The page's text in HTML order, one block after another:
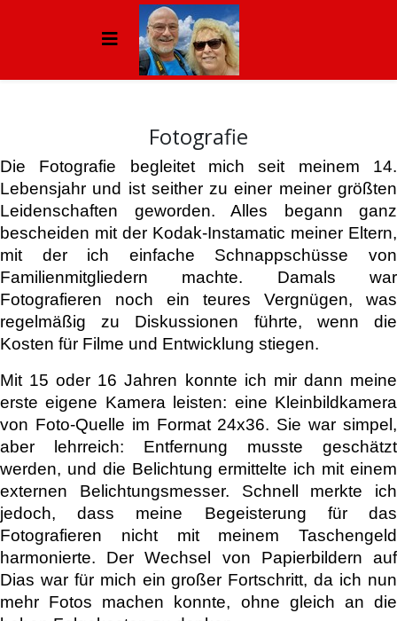
Fotografie
Die Fotografie begleitet mich seit meinem 14.
Lebensjahr und ist seither zu einer meiner größten
Leidenschaften geworden. Alles begann ganz
bescheiden mit der Kodak-Instamatic meiner Eltern,
mit der ich einfache Schnappschüsse von
Familienmitgliedern machte. Damals war
Fotografieren noch ein teures Vergnügen, was
regelmäßig zu Diskussionen führte, wenn die
Kosten für Filme und Entwicklung stiegen.
Mit 15 oder 16 Jahren konnte ich mir dann meine
erste eigene Kamera leisten: eine Kleinbildkamera
von Foto-Quelle im Format 24x36. Sie war simpel,
aber lehrreich: Entfernung musste geschätzt
werden, und die Belichtung ermittelte ich mit einem
externen Belichtungsmesser. Schnell merkte ich
jedoch, dass meine Begeisterung für das
Fotografieren nicht mit meinem Taschengeld
harmonierte. Der Wechsel von Papierbildern auf
Dias war für mich ein großer Fortschritt, da ich nun
mehr Fotos machen konnte, ohne gleich an die